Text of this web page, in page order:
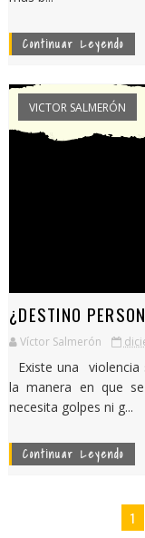
Continuar Leyendo
VICTOR SALMERÓN
¿DESTINO
Víctor Salmerón
Existe una
la manera en que
necesita golpes ni g...
Continuar Leyendo
1